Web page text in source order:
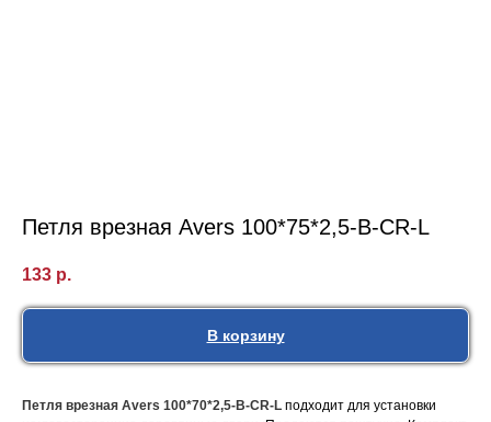
Петля врезная Avers 100*75*2,5-B-СR-L
133 р.
В корзину
Петля врезная Avers 100*70*2,5-B-СR-L подходит для установки